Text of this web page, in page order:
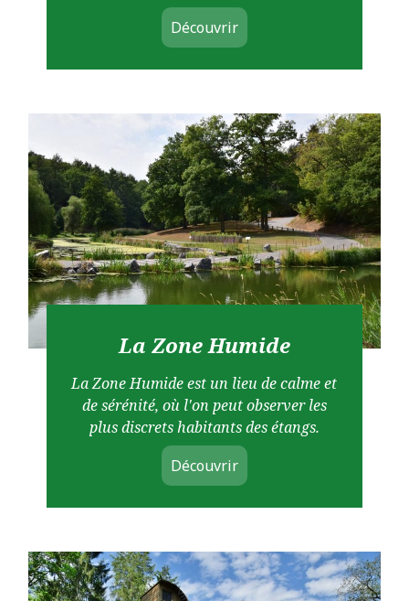
Découvrir
La Zone Humide
La Zone Humide est un lieu de calme et
de sérénité, où l'on peut observer les
plus discrets habitants des étangs.
Découvrir